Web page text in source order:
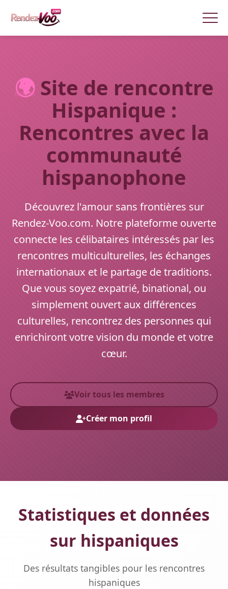
🌍Site de rencontre
Hispanique :
Rencontres avec la
communauté
hispanophone
Découvrez l'amour sans frontières sur
Rendez-Voo.com. Notre plateforme ouverte
connecte les célibataires intéressés par les
rencontres multiculturelles, les échanges
internationaux et le partage de traditions.
Que vous soyez expatrié, binational, ou
simplement ouvert aux différences
culturelles, rencontrez des personnes qui
enrichiront votre vision du monde et votre
cœur.
Voir tous les membres
Créer mon profil
Statistiques et données
sur hispaniques
Des résultats tangibles pour les rencontres
hispaniques